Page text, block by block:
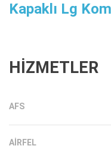
Kapaklı Lg
HİZMETLER
AFS
AIRFEL